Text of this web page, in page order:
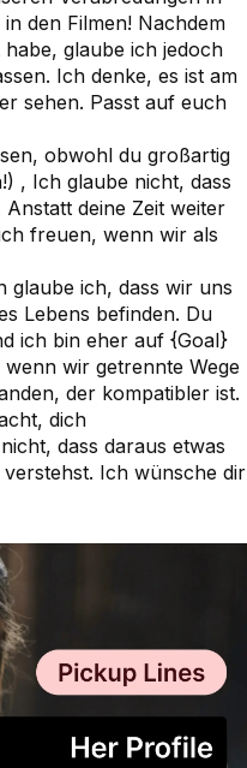
den Filmen! Nachdem
glaube ich jedoch
Ich denke, es ist am
sehen. Passt auf euch
obwohl du großartig
, Ich glaube nicht, dass
deine Zeit weiter
freuen, wenn wir als
glaube ich, dass wir uns
Lebens befinden. Du
ich bin eher auf {Goal}
wir getrennte Wege
der kompatibler ist.
dich
dass daraus etwas
Ich wünsche dir